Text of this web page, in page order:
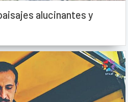
alucinantes y